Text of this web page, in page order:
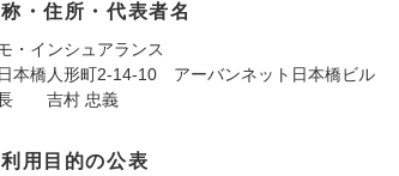
・住所・代表者名
・インシュアランス
本橋人形町2-14-10 アーバンネット日本橋ビル
長 吉村 忠義
用目的の公表